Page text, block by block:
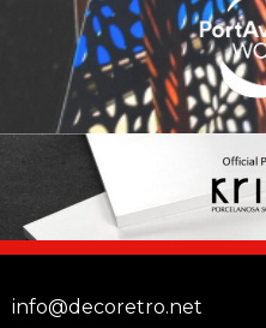
info@decoretro.net